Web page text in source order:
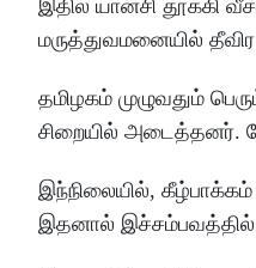
இதில் யான்சி தூக்கி
மருத்துவமனையில் தீவிர
தமிழகம் முழுவதும்
சிறையில் அடைத்தனர்.
இந்நிலையில், கீழ்பாக்கம்
இதனால் இச்சம்பவத்தில்